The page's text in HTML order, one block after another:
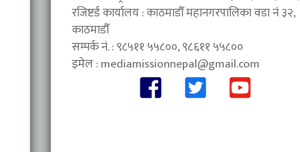
रजिष्टर्ड कार्यालय : काठमाडौँ महानगरपालिका वडा नंं ३२,
काठमाडौँ
सम्पर्क नं. : ९८५११ ५५८००, ९८६११ ५५८००
इमेल :mediamissionnepal@gmail.com